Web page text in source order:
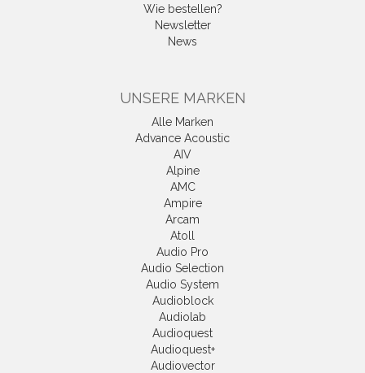
Wie bestellen?
Newsletter
News
UNSERE MARKEN
Alle Marken
Advance Acoustic
AIV
Alpine
AMC
Ampire
Arcam
Atoll
Audio Pro
Audio Selection
Audio System
Audioblock
Audiolab
Audioquest
Audioquest+
Audiovector